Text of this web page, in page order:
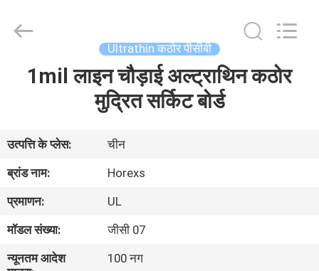
हमारे
बारे
कारखाना
Co.,Ltd..
Ultrathin कठोर पीसीबी
1mil लाइन चौड़ाई अल्ट्राथिन कठोर
मुद्रित सर्किट बोर्ड
उत्पत्ति के प्लेस:
चीन
ब्रांड नाम:
Horexs
प्रमाणन:
UL
मॉडल संख्या:
जीसी 07
न्यूनतम आदेश
100 नग